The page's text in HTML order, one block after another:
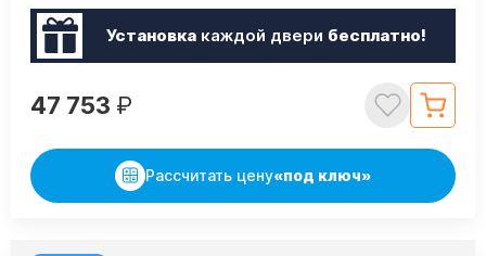
Установкакаждой двери бесплатно!
47 753 ₽
Рассчитать цену«под ключ»